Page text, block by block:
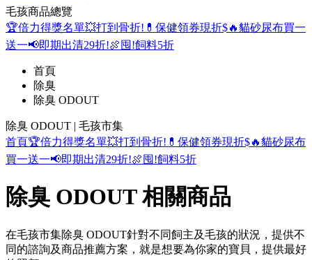
毛孩商品總覽
🏆倍力得獎名單💥打到骨折! 💊保健領券現折$🔥貓砂尿布買一
送一📢即期出清29折!🍖囤!飼料5折
首頁
除臭
除臭 ODOUT
除臭 ODOUT | 毛孩市集
首頁🏆倍力得獎名單💥打到骨折! 💊保健領券現折$🔥貓砂尿布
買一送一📢即期出清29折!🍖囤!飼料5折
除臭 ODOUT 相關商品
在毛孩市集除臭 ODOUT針對不同飼主及毛孩的狀況，提供不
同的諮詢及商品推薦方案，就是想要為你家的寶貝，提供最好